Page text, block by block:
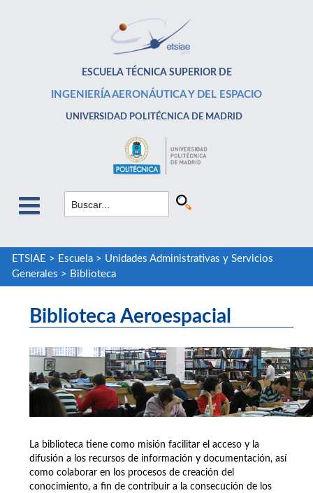
ESCUELA TÉCNICA SUPERIOR DE
INGENIERÍA AERONÁUTICA Y DEL ESPACIO
UNIVERSIDAD POLITÉCNICA DE MADRID
ETSIAE > Escuela> Unidades Administrativas y Servicios
Generales > Biblioteca
Biblioteca Aeroespacial
La biblioteca tiene como misión facilitar el acceso y la
difusión a los recursos de información y documentación, así
como colaborar en los procesos de creación del
conocimiento, a fin de contribuir a la consecución de los